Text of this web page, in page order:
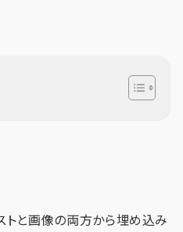
と画像の両方から埋め込み